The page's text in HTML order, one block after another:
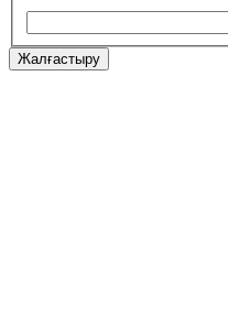
Жалғастыру